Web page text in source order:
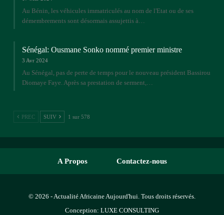
Au Bénin, les véhicules immatriculés au nom de l'Etat ou de ses
démembrements sont désormais assujettis à…
Sénégal: Ousmane Sonko nommé premier ministre
3 Avr 2024
Au Sénégal, pas de perte de temps pour le nouveau président Bassirou
Diomaye Faye. Après sa prestation de serment,…
PREC SUIV 1 sur 578
A Propos Contactez-nous
© 2026 - Actualité Africaine Aujourd'hui. Tous droits réservés.
Conception: LUXE CONSULTING